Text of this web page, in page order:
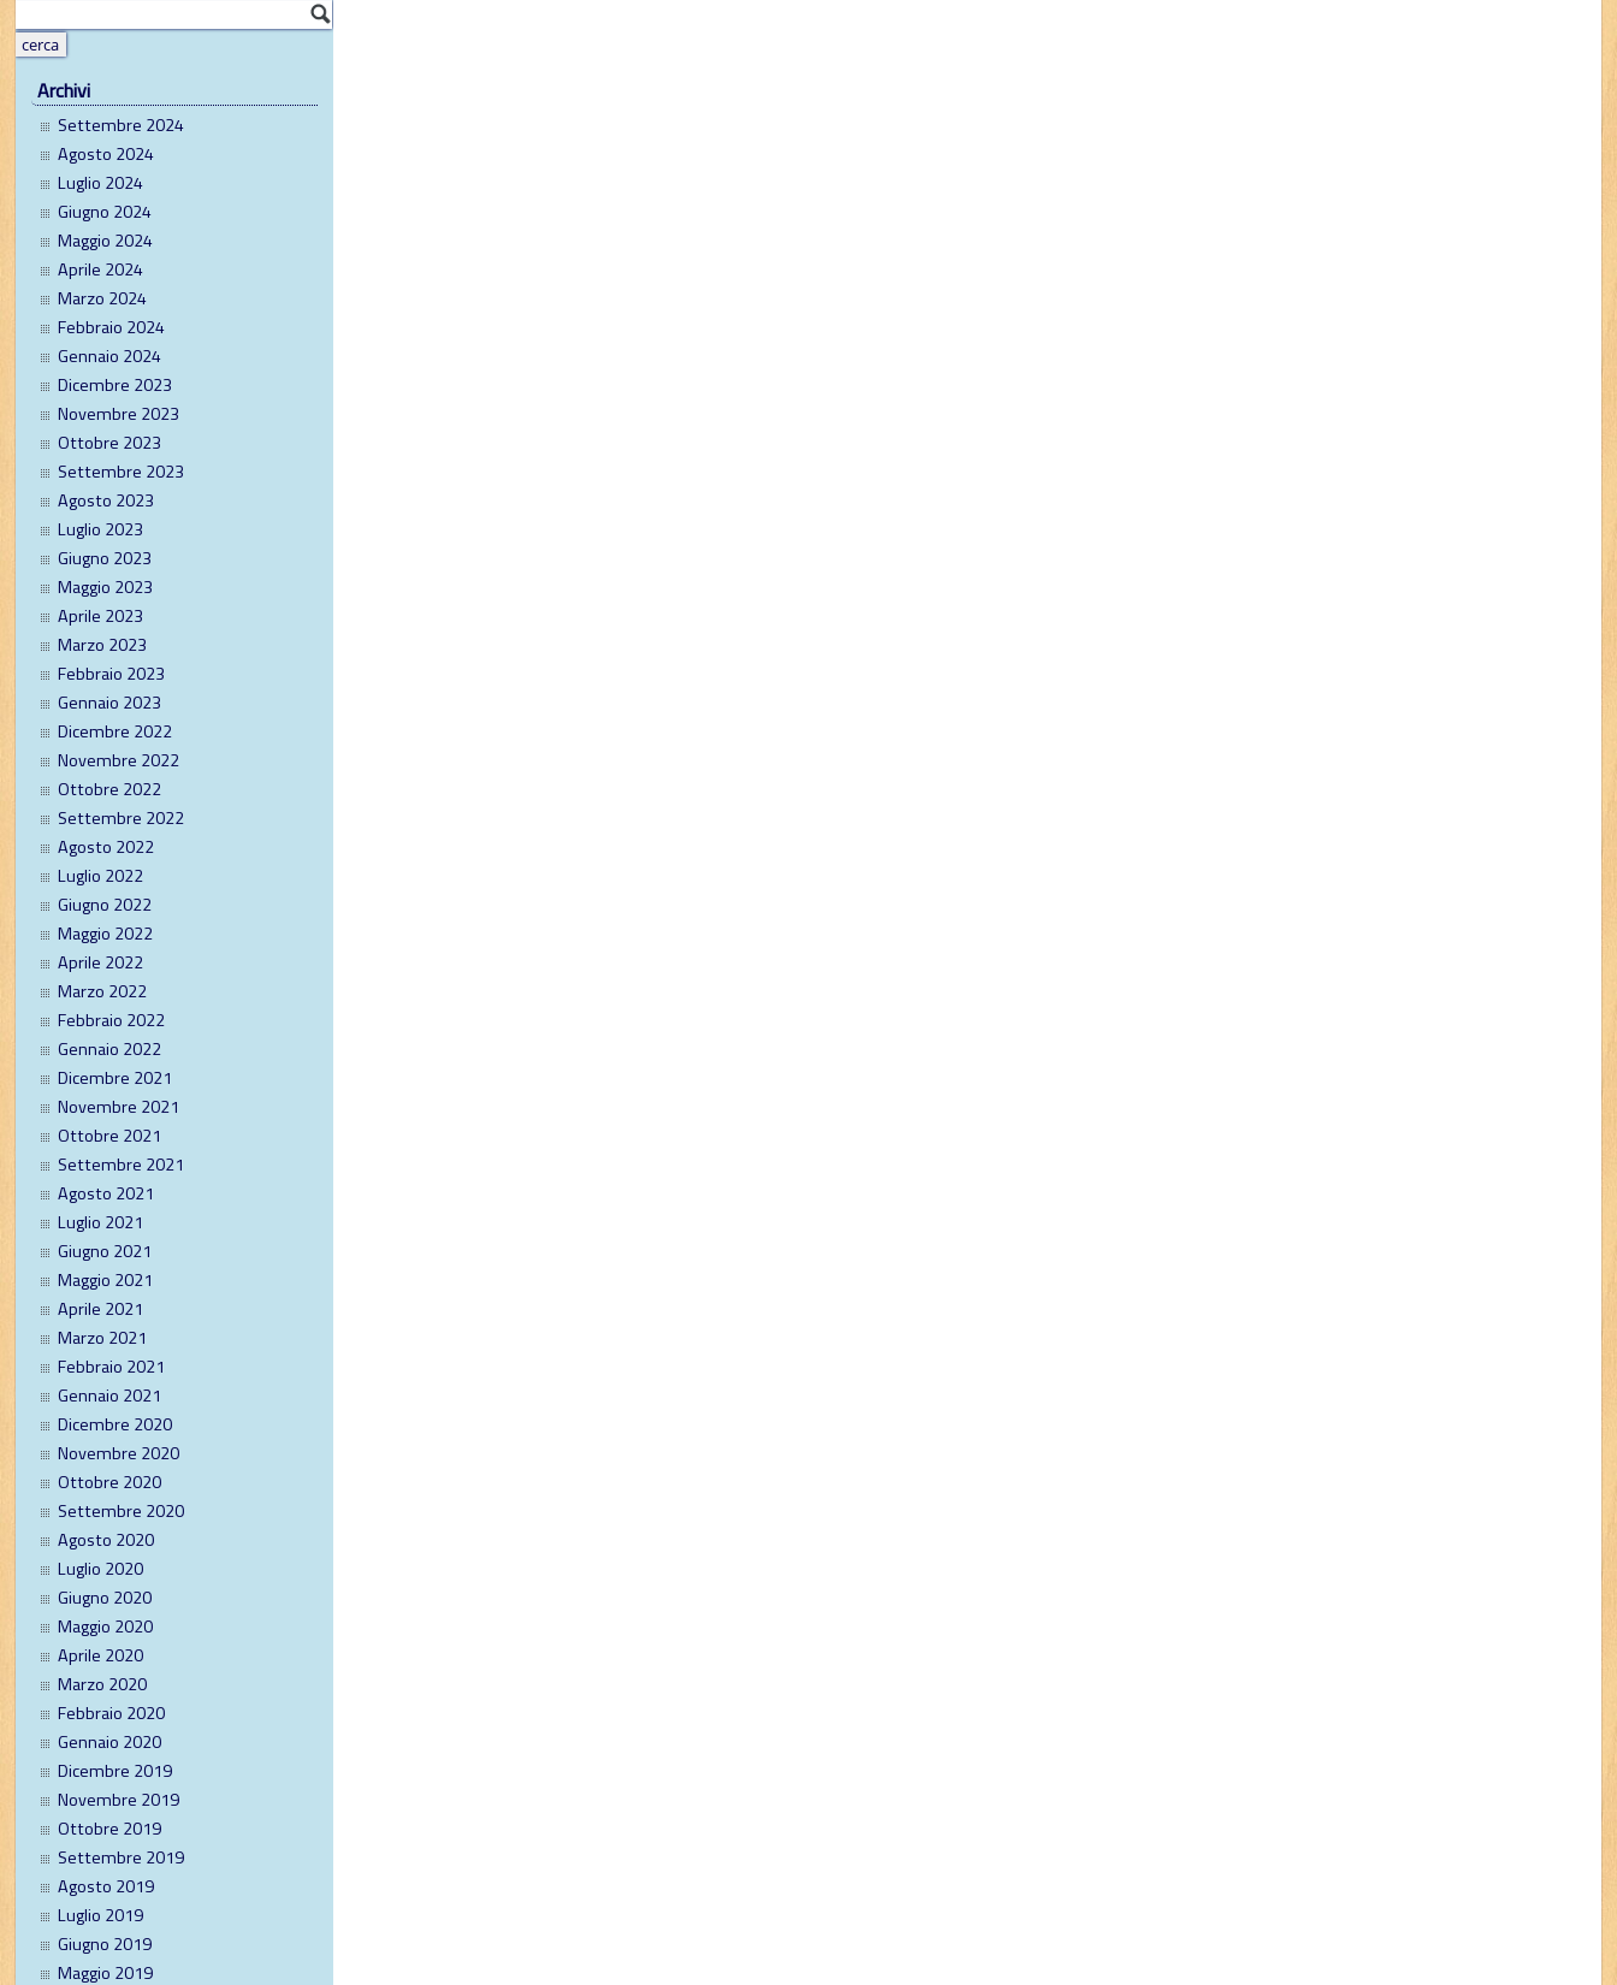
Archivi
Settembre 2024
Agosto 2024
Luglio 2024
Giugno 2024
Maggio 2024
Aprile 2024
Marzo 2024
Febbraio 2024
Gennaio 2024
Dicembre 2023
Novembre 2023
Ottobre 2023
Settembre 2023
Agosto 2023
Luglio 2023
Giugno 2023
Maggio 2023
Aprile 2023
Marzo 2023
Febbraio 2023
Gennaio 2023
Dicembre 2022
Novembre 2022
Ottobre 2022
Settembre 2022
Agosto 2022
Luglio 2022
Giugno 2022
Maggio 2022
Aprile 2022
Marzo 2022
Febbraio 2022
Gennaio 2022
Dicembre 2021
Novembre 2021
Ottobre 2021
Settembre 2021
Agosto 2021
Luglio 2021
Giugno 2021
Maggio 2021
Aprile 2021
Marzo 2021
Febbraio 2021
Gennaio 2021
Dicembre 2020
Novembre 2020
Ottobre 2020
Settembre 2020
Agosto 2020
Luglio 2020
Giugno 2020
Maggio 2020
Aprile 2020
Marzo 2020
Febbraio 2020
Gennaio 2020
Dicembre 2019
Novembre 2019
Ottobre 2019
Settembre 2019
Agosto 2019
Luglio 2019
Giugno 2019
Maggio 2019